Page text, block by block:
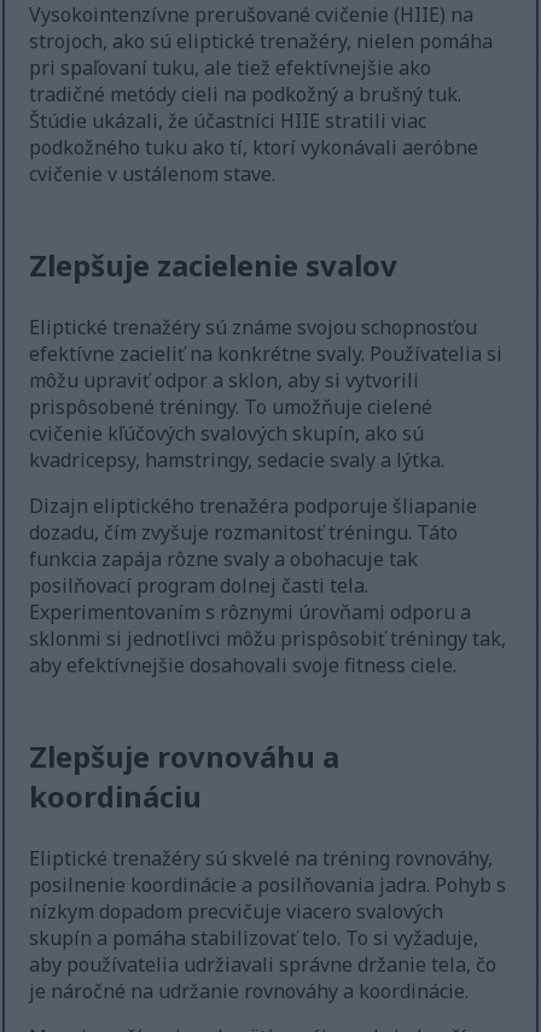
Vysokointenzívne prerušované cvičenie (HIIE) na
strojoch, ako sú eliptické trenažéry, nielen pomáha
pri spaľovaní tuku, ale tiež efektívnejšie ako
tradičné metódy cieli na podkožný a brušný tuk.
Štúdie ukázali, že účastníci HIIE stratili viac
podkožného tuku ako tí, ktorí vykonávali aeróbne
cvičenie v ustálenom stave.
Zlepšuje zacielenie svalov
Eliptické trenažéry sú známe svojou schopnosťou
efektívne zacieliť na konkrétne svaly. Používatelia si
môžu upraviť odpor a sklon, aby si vytvorili
prispôsobené tréningy. To umožňuje cielené
cvičenie kľúčových svalových skupín, ako sú
kvadricepsy, hamstringy, sedacie svaly a lýtka.
Dizajn eliptického trenažéra podporuje šliapanie
dozadu, čím zvyšuje rozmanitosť tréningu. Táto
funkcia zapája rôzne svaly a obohacuje tak
posilňovací program dolnej časti tela.
Experimentovaním s rôznymi úrovňami odporu a
sklonmi si jednotlivci môžu prispôsobiť tréningy tak,
aby efektívnejšie dosahovali svoje fitness ciele.
Zlepšuje rovnováhu a
koordináciu
Eliptické trenažéry sú skvelé na tréning rovnováhy,
posilnenie koordinácie a posilňovania jadra. Pohyb s
nízkym dopadom precvičuje viacero svalových
skupín a pomáha stabilizovať telo. To si vyžaduje,
aby používatelia udržiavali správne držanie tela, čo
je náročné na udržanie rovnováhy a koordinácie.